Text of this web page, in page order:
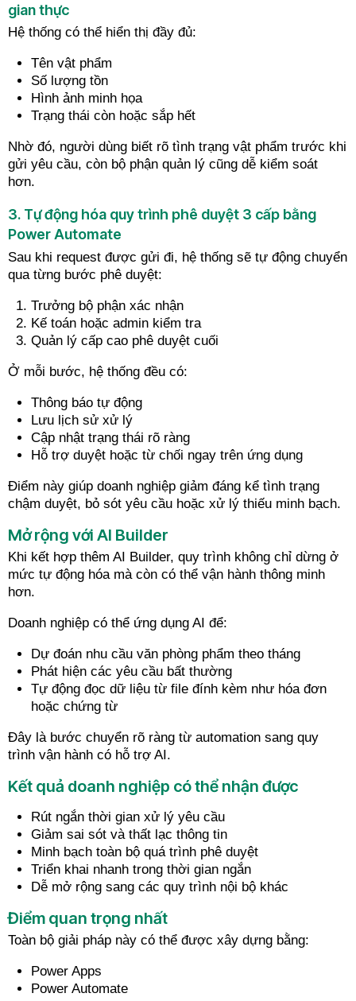
gian thực
Hệ thống có thể hiển thị đầy đủ:
Tên vật phẩm
Số lượng tồn
Hình ảnh minh họa
Trạng thái còn hoặc sắp hết
Nhờ đó, người dùng biết rõ tình trạng vật phẩm trước khi
gửi yêu cầu, còn bộ phận quản lý cũng dễ kiểm soát
hơn.
3. Tự động hóa quy trình phê duyệt 3 cấp bằng
Power Automate
Sau khi request được gửi đi, hệ thống sẽ tự động chuyển
qua từng bước phê duyệt:
Trưởng bộ phận xác nhận
Kế toán hoặc admin kiểm tra
Quản lý cấp cao phê duyệt cuối
Ở mỗi bước, hệ thống đều có:
Thông báo tự động
Lưu lịch sử xử lý
Cập nhật trạng thái rõ ràng
Hỗ trợ duyệt hoặc từ chối ngay trên ứng dụng
Điểm này giúp doanh nghiệp giảm đáng kể tình trạng
chậm duyệt, bỏ sót yêu cầu hoặc xử lý thiếu minh bạch.
Mở rộng với AI Builder
Khi kết hợp thêm AI Builder, quy trình không chỉ dừng ở
mức tự động hóa mà còn có thể vận hành thông minh
hơn.
Doanh nghiệp có thể ứng dụng AI để:
Dự đoán nhu cầu văn phòng phẩm theo tháng
Phát hiện các yêu cầu bất thường
Tự động đọc dữ liệu từ file đính kèm như hóa đơn
hoặc chứng từ
Đây là bước chuyển rõ ràng từ automation sang quy
trình vận hành có hỗ trợ AI.
Kết quả doanh nghiệp có thể nhận được
Rút ngắn thời gian xử lý yêu cầu
Giảm sai sót và thất lạc thông tin
Minh bạch toàn bộ quá trình phê duyệt
Triển khai nhanh trong thời gian ngắn
Dễ mở rộng sang các quy trình nội bộ khác
Điểm quan trọng nhất
Toàn bộ giải pháp này có thể được xây dựng bằng:
Power Apps
Power Automate